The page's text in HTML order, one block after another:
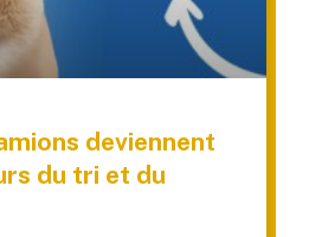
deviennent
du tri et du